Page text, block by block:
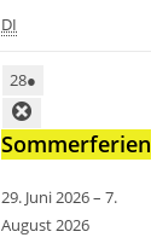
DI
28●
Sommerferien
29. Juni 2026–7.
August 2026